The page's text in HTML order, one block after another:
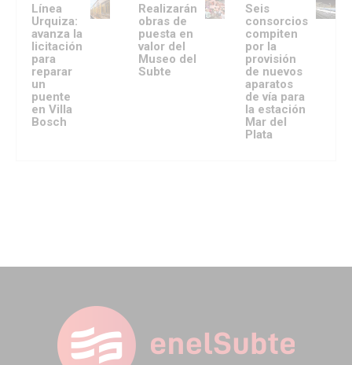
Línea
Urquiza:
avanza la
licitación
para
reparar
un
puente
en Villa
Bosch
Realizarán
obras de
puesta en
valor del
Museo del
Subte
Seis
consorcios
compiten
por la
provisión
de nuevos
aparatos
de vía para
la estación
Mar del
Plata